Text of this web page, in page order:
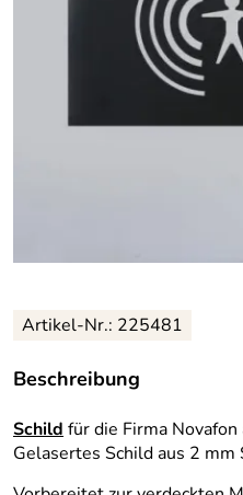
Artikel-Nr.: 225481
Beschreibung
Schild für die Firma
Gelasertes Schild aus 2 mm